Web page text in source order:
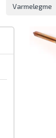
Varmelegme